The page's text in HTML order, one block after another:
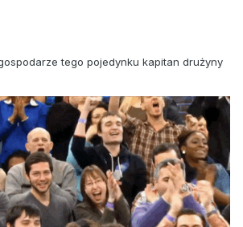
tego pojedynku kapitan drużyny